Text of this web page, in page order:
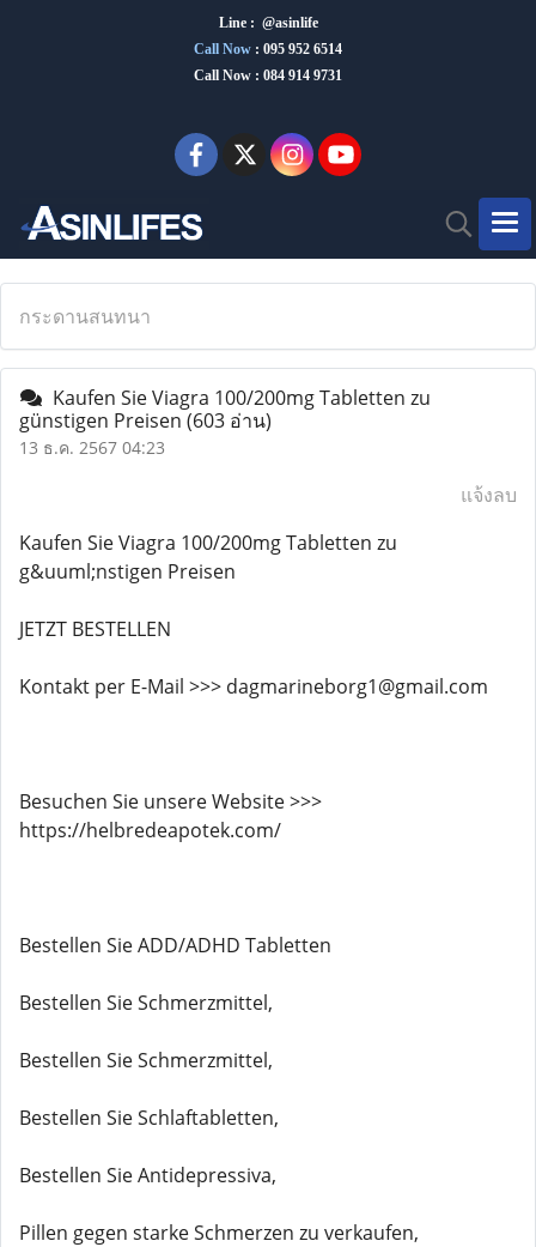
Line : @asinlife
Call Now : 095 952 6514
Call Now : 084 914 9731
กระดานสนทนา
Kaufen Sie Viagra 100/200mg Tabletten zu
günstigen Preisen (603 อ่าน)
13 ธ.ค. 2567 04:23
แจ้งลบ
Kaufen Sie Viagra 100/200mg Tabletten zu
g&uuml;nstigen Preisen
JETZT BESTELLEN
Kontakt per E-Mail >>> dagmarineborg1@gmail.com
Besuchen Sie unsere Website >>>
https://helbredeapotek.com/
Bestellen Sie ADD/ADHD Tabletten
Bestellen Sie Schmerzmittel,
Bestellen Sie Schmerzmittel,
Bestellen Sie Schlaftabletten,
Bestellen Sie Antidepressiva,
Pillen gegen starke Schmerzen zu verkaufen,